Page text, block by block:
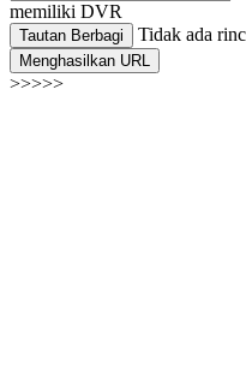
memiliki DVR
Tautan Berbagi Tidak ada
Menghasilkan URL
>>>>>